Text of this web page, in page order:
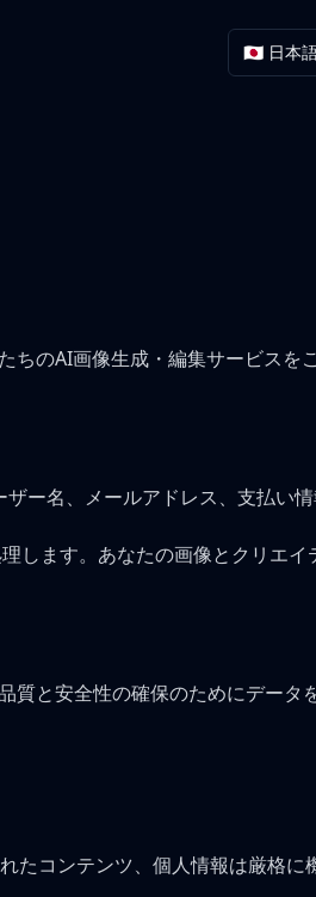
🇯🇵 日本
のAI画像生成・編集サービスを
ー名、メールアドレス、支払い
します。あなたの画像とクリエイ
と安全性の確保のためにデータ
コンテンツ、個人情報は厳格に